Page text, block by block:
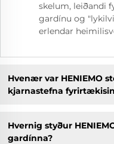
skelum, leiðandi
gardínu og
erlendar
Hvenær var HENIEMO
kjarnastefna
Hvernig styður
gardínna?